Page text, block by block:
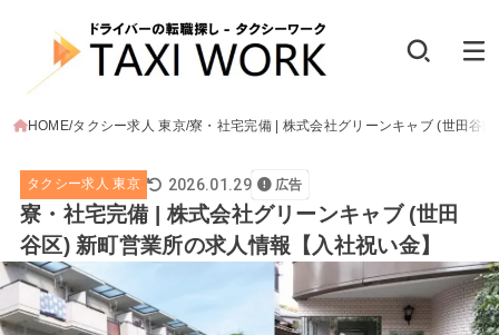
HOME タクシー求人 東京 寮・社宅完備 | 株式会社グリーンキャブ (世田谷
タクシー求人 東京 2026.01.29 広告
寮・社宅完備 | 株式会社グリーンキャブ (世田
谷区) 新町営業所の求人情報【入社祝い金】